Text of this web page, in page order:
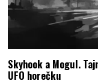
Skyhook a Mogul.
UFO horečku